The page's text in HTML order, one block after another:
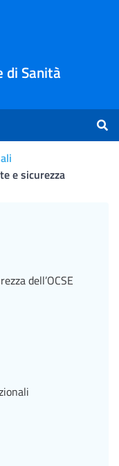
Sanità
e sicurezza
dell’OCSE